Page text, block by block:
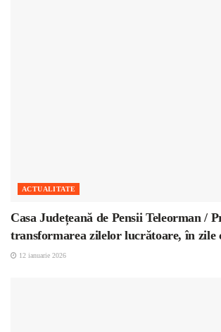
ACTUALITATE
Casa Județeană de Pensii Teleorman /
transformarea zilelor lucrătoare, în zile
12 ianuarie 2026